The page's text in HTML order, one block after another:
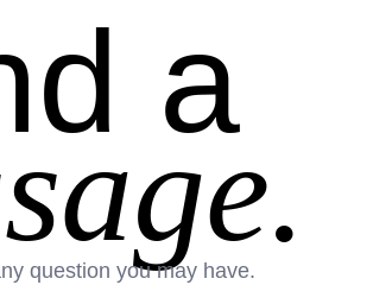
a
question you may have.